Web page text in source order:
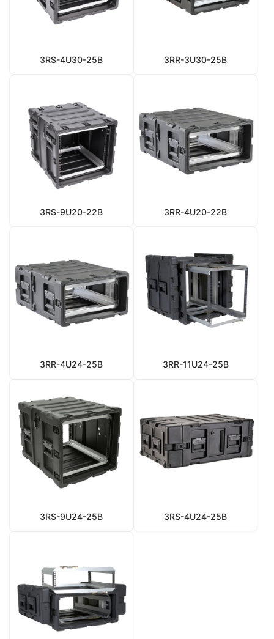
3RS-4U30-25B 3RR-3U30-25B
3RS-9U20-22B 3RR-4U20-22B
3RR-4U24-25B 3RR-11U24-25B
3RS-9U24-25B 3RS-4U24-25B